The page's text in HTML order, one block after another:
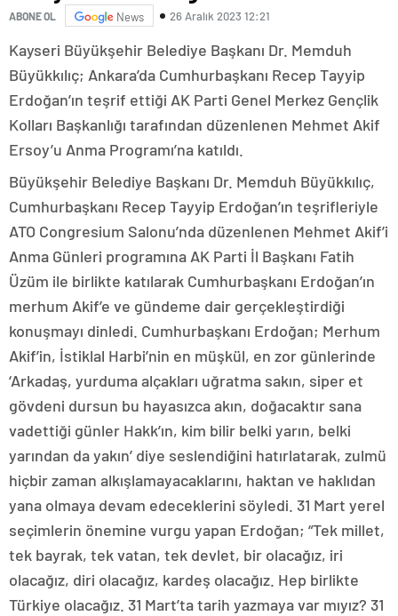
ABONE OL News 26 Aralık 2023 12:21
Kayseri Büyükşehir Belediye Başkanı Dr. Memduh
Büyükkılıç; Ankara’da Cumhurbaşkanı Recep Tayyip
Erdoğan’ın teşrif ettiği AK Parti Genel Merkez Gençlik
Kolları Başkanlığı tarafından düzenlenen Mehmet Akif
Ersoy’u Anma Programı’na katıldı.
Büyükşehir Belediye Başkanı Dr. Memduh Büyükkılıç,
Cumhurbaşkanı Recep Tayyip Erdoğan’ın teşrifleriyle
ATO Congresium Salonu’nda düzenlenen Mehmet Akif’i
Anma Günleri programına AK Parti İl Başkanı Fatih
Üzüm ile birlikte katılarak Cumhurbaşkanı Erdoğan’ın
merhum Akif’e ve gündeme dair gerçekleştirdiği
konuşmayı dinledi. Cumhurbaşkanı Erdoğan; Merhum
Akif’in, İstiklal Harbi’nin en müşkül, en zor günlerinde
‘Arkadaş, yurduma alçakları uğratma sakın, siper et
gövdeni dursun bu hayasızca akın, doğacaktır sana
vadettiği günler Hakk’ın, kim bilir belki yarın, belki
yarından da yakın’ diye seslendiğini hatırlatarak, zulmü
hiçbir zaman alkışlamayacaklarını, haktan ve haklıdan
yana olmaya devam edeceklerini söyledi. 31 Mart yerel
seçimlerin önemine vurgu yapan Erdoğan; “Tek millet,
tek bayrak, tek vatan, tek devlet, bir olacağız, iri
olacağız, diri olacağız, kardeş olacağız. Hep birlikte
Türkiye olacağız. 31 Mart’ta tarih yazmaya var mıyız? 31